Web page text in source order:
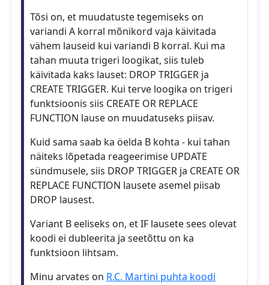
Tõsi on, et muudatuste tegemiseks on
variandi A korral mõnikord vaja käivitada
vähem lauseid kui variandi B korral. Kui ma
tahan muuta trigeri loogikat, siis tuleb
käivitada kaks lauset: DROP TRIGGER ja
CREATE TRIGGER. Kui terve loogika on trigeri
funktsioonis siis CREATE OR REPLACE
FUNCTION lause on muudatuseks piisav.
Kuid sama saab ka öelda B kohta - kui tahan
näiteks lõpetada reageerimise UPDATE
sündmusele, siis DROP TRIGGER ja CREATE OR
REPLACE FUNCTION lausete asemel piisab
DROP lausest.
Variant B eeliseks on, et IF lausete sees olevat
koodi ei dubleerita ja seetõttu on ka
funktsioon lihtsam.
Minu arvates on R.C. Martini puhta koodi